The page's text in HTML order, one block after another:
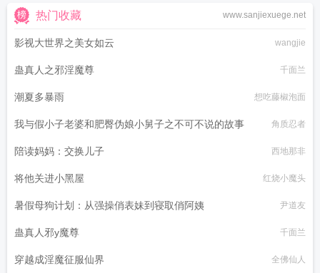
www.sanjiexuege.net
热门收藏
影视大世界之美女如云 wangjie
蛊真人之邪淫魔尊 千面兰
潮夏多暴雨 想吃藤椒泡面
我与假小子老婆和肥臀伪娘小舅子之不可不说的故事 角质忍者
陪读妈妈：交换儿子 西地那非
将他关进小黑屋 红烧小魔头
暑假母狗计划：从强操俏表妹到寝取俏阿姨 尹道友
蛊真人邪y魔尊 千面兰
穿越成淫魔征服仙界 全佛仙人